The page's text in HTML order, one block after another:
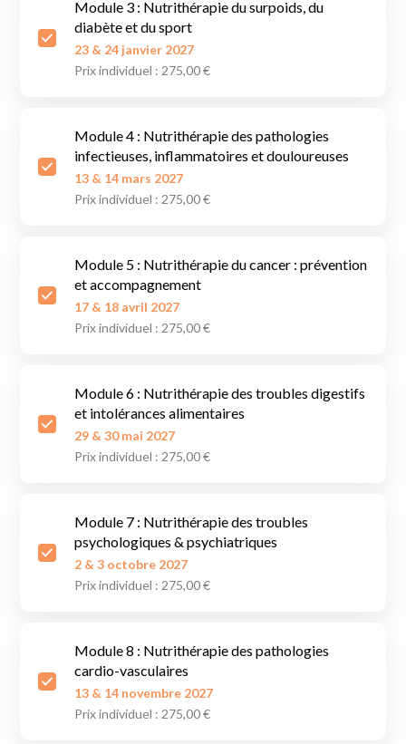
Module 3 : Nutrithérapie du surpoids, du
diabète et du sport
23 & 24 janvier 2027
Prix individuel : 275,00 €
Module 4 : Nutrithérapie des pathologies
infectieuses, inflammatoires et douloureuses
13 & 14 mars 2027
Prix individuel : 275,00 €
Module 5 : Nutrithérapie du cancer : prévention
et accompagnement
17 & 18 avril 2027
Prix individuel : 275,00 €
Module 6 : Nutrithérapie des troubles digestifs
et intolérances alimentaires
29 & 30 mai 2027
Prix individuel : 275,00 €
Module 7 : Nutrithérapie des troubles
psychologiques & psychiatriques
2 & 3 octobre 2027
Prix individuel : 275,00 €
Module 8 : Nutrithérapie des pathologies
cardio-vasculaires
13 & 14 novembre 2027
Prix individuel : 275,00 €